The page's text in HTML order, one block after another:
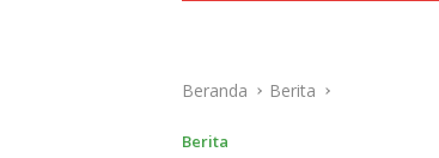
Beranda Berita
Berita